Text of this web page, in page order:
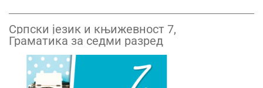
Српски језик и књижевност 7,
Граматика за седми разред